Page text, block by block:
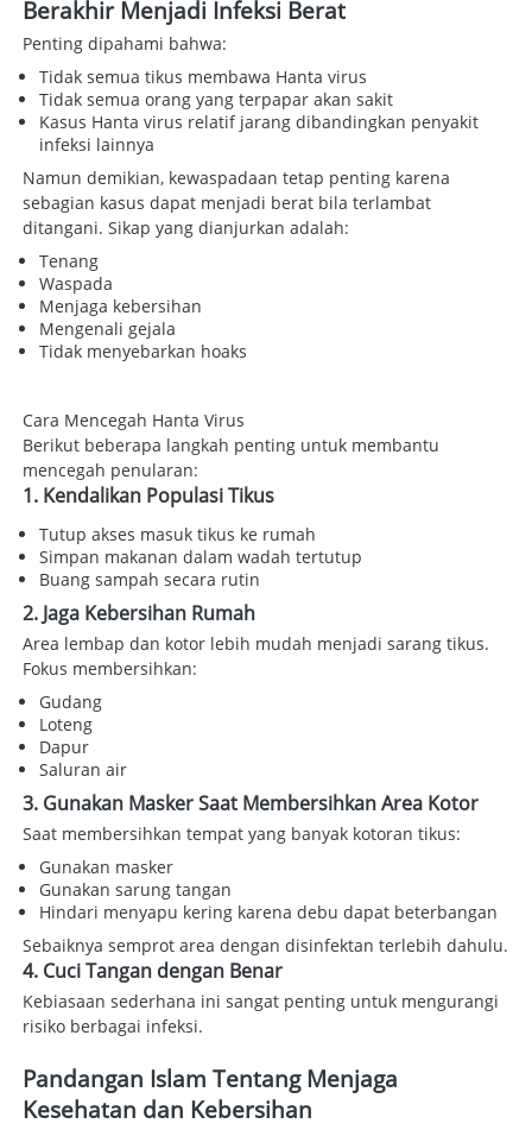
Berakhir Menjadi Infeksi Berat
Penting dipahami bahwa:
Tidak semua tikus membawa Hanta virus
Tidak semua orang yang terpapar akan sakit
Kasus Hanta virus relatif jarang dibandingkan penyakit
infeksi lainnya
Namun demikian, kewaspadaan tetap penting karena
sebagian kasus dapat menjadi berat bila terlambat
ditangani. Sikap yang dianjurkan adalah:
Tenang
Waspada
Menjaga kebersihan
Mengenali gejala
Tidak menyebarkan hoaks
Cara Mencegah Hanta Virus
Berikut beberapa langkah penting untuk membantu
mencegah penularan:
1. Kendalikan Populasi Tikus
Tutup akses masuk tikus ke rumah
Simpan makanan dalam wadah tertutup
Buang sampah secara rutin
2. Jaga Kebersihan Rumah
Area lembap dan kotor lebih mudah menjadi sarang tikus.
Fokus membersihkan:
Gudang
Loteng
Dapur
Saluran air
3. Gunakan Masker Saat Membersihkan Area Kotor
Saat membersihkan tempat yang banyak kotoran tikus:
Gunakan masker
Gunakan sarung tangan
Hindari menyapu kering karena debu dapat beterbangan
4. Cuci Tangan dengan Benar
Kebiasaan sederhana ini sangat penting untuk mengurangi
risiko berbagai infeksi.
Pandangan Islam Tentang Menjaga
Kesehatan dan Kebersihan